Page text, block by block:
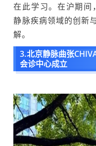
在此学习。在沪期
静脉疾病领域的创新
解。
3.北京静脉曲张
会诊中心成立